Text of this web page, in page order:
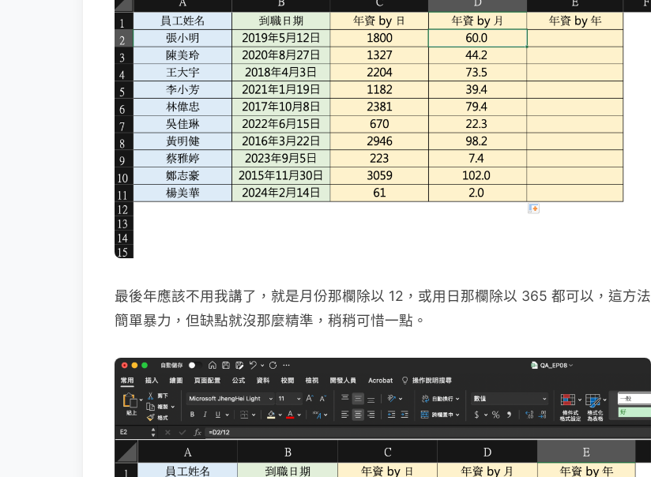
最後年應該不用我講了，就是月份那欄除以 12，或用日那欄除以 365 都可以，這方法
簡單暴力，但缺點就沒那麼精準，稍稍可惜一點。